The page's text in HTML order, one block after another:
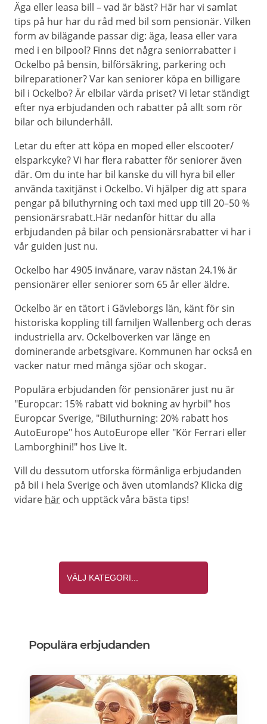
Äga eller leasa bill – vad är bäst? Här har vi samlat
tips på hur har du råd med bil som pensionär. Vilken
form av bilägande passar dig: äga, leasa eller vara
med i en bilpool? Finns det några seniorrabatter i
Ockelbo på bensin, bilförsäkring, parkering och
bilreparationer? Var kan seniorer köpa en billigare
bil i Ockelbo? Är elbilar värda priset? Vi letar ständigt
efter nya erbjudanden och rabatter på allt som rör
bilar och bilunderhåll.
Letar du efter att köpa en moped eller elscooter/
elsparkcyke? Vi har flera rabatter för seniorer även
där. Om du inte har bil kanske du vill hyra bil eller
använda taxitjänst i Ockelbo. Vi hjälper dig att spara
pengar på biluthyrning och taxi med upp till 20–50 %
pensionärsrabatt.Här nedanför hittar du alla
erbjudanden på bilar och pensionärsrabatter vi har i
vår guiden just nu.
Ockelbo har 4905 invånare, varav nästan 24.1% är
pensionärer eller seniorer som 65 år eller äldre.
Ockelbo är en tätort i Gävleborgs län, känt för sin
historiska koppling till familjen Wallenberg och deras
industriella arv. Ockelboverken var länge en
dominerande arbetsgivare. Kommunen har också en
vacker natur med många sjöar och skogar.
Populära erbjudanden för pensionärer just nu är
"Europcar: 15% rabatt vid bokning av hyrbil" hos
Europcar Sverige, "Biluthurning: 20% rabatt hos
AutoEurope" hos AutoEurope eller "Kör Ferrari eller
Lamborghini!" hos Live It.
Vill du dessutom utforska förmånliga erbjudanden
på bil i hela Sverige och även utomlands? Klicka dig
vidare här och upptäck våra bästa tips!
Populära erbjudanden